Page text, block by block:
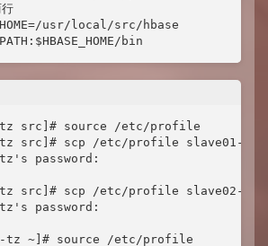
usr/local/src/hbase
bin
tz src]# source /etc/profile
tz src]# scp /etc/profile slave01-
tz's password:
tz src]# scp /etc/profile slave02-
tz's password:
tz ~]# source /etc/profile